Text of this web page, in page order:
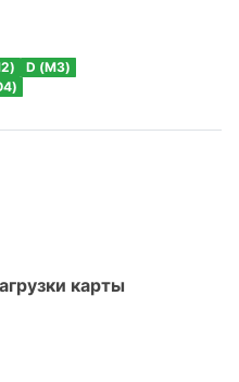
D (M3)
карты